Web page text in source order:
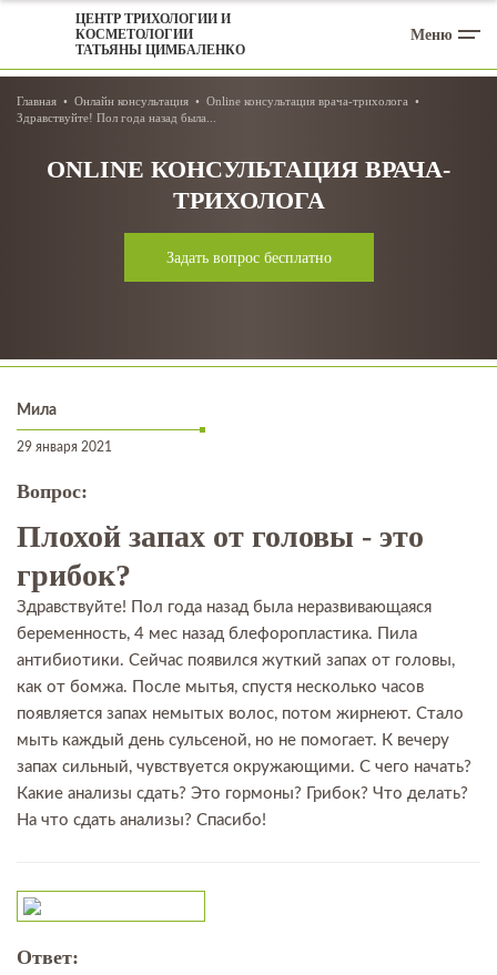
ЦЕНТР ТРИХОЛОГИИ И
КОСМЕТОЛОГИИ
ТАТЬЯНЫ ЦИМБАЛЕНКО
Меню
Главная Онлайн консультация
Online консультация врача-трихолога
Здравствуйте! Пол года назад была...
ONLINE КОНСУЛЬТАЦИЯ ВРАЧА-
ТРИХОЛОГА
Задать вопрос бесплатно
Мила
29 января 2021
Вопрос:
Плохой запах от головы - это
грибок?
Здравствуйте! Пол года назад была неразвивающаяся
беременность, 4 мес назад блефоропластика. Пила
антибиотики. Сейчас появился жуткий запах от головы,
как от бомжа. После мытья, спустя несколько часов
появляется запах немытых волос, потом жирнеют. Стало
мыть каждый день сульсеной, но не помогает. К вечеру
запах сильный, чувствуется окружающими. С чего начать?
Какие анализы сдать? Это гормоны? Грибок? Что делать?
На что сдать анализы? Спасибо!
Ответ: